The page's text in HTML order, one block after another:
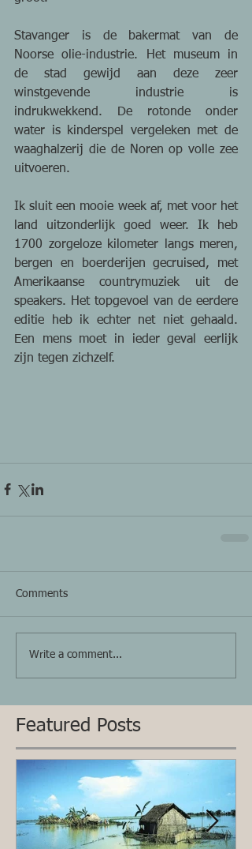
Featured Posts
Stavanger is de bakermat van de
Noorse olie-industrie. Het museum in
de stad gewijd aan deze zeer
winstgevende industrie is
indrukwekkend. De rotonde onder
water is kinderspel vergeleken met de
waaghalzerij die de Noren op volle zee
uitvoeren.
Ik sluit een mooie week af, met voor het
land uitzonderlijk goed weer. Ik heb
1700 zorgeloze kilometer langs meren,
bergen en boerderijen gecruised, met
Amerikaanse countrymuziek uit de
speakers. Het topgevoel van de eerdere
editie heb ik echter net niet gehaald.
Een mens moet in ieder geval eerlijk
zijn tegen zichzelf.
Comments
Write a comment...